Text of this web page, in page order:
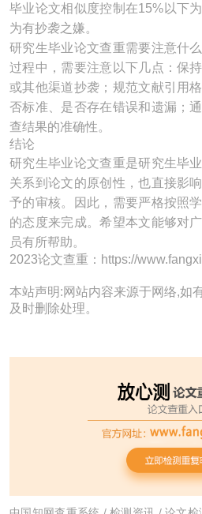
毕业论文相似度控制在15%以下
为有抄袭之嫌。
研究生毕业论文查重需要注意什
过程中，需要注意以下几点：保
或其他渠道抄袭；规范文献引用
否标准、是否存在错误和遗漏；
查结果的准确性。
结论
研究生毕业论文查重是研究生毕
关系到论文的原创性，也直接影
予的审核。因此，需要严格按照
的态度来完成。希望本文能够对
员有所帮助。
2023论文查重：https://
本站声明:网站内容来源于网络,如
及时删除处理。